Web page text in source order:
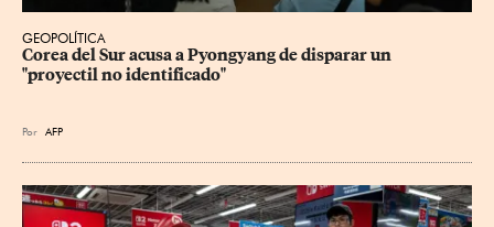
GEOPOLÍTICA
Corea del Sur acusa a Pyongyang de disparar un
"proyectil no identificado"
Por AFP